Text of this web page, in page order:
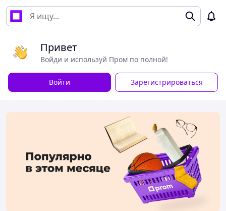
Привет
Войди и используй Пром по полной!
Войти Зарегистрироваться